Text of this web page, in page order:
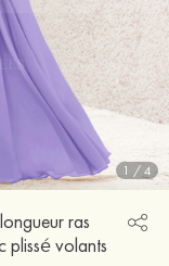
1 /4
ras
plissé volants